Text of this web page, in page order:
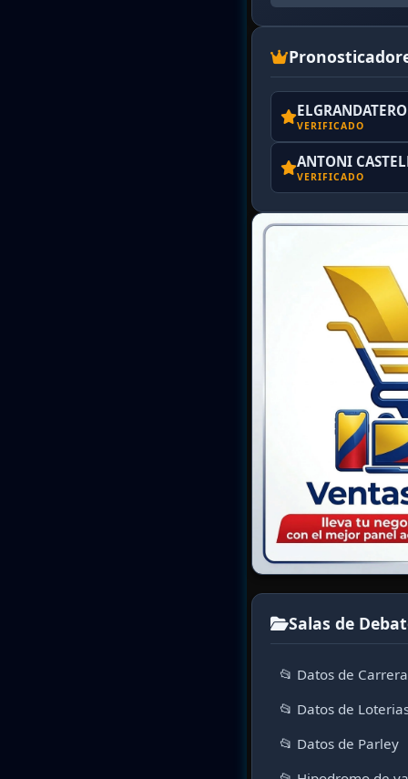
VERIFICADO
ANTONI
VERIFICADO
Salas de
📂 Datos de
📂 Datos de
📂 Datos de Parley